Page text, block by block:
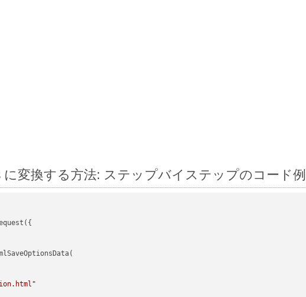
に変換する方法: ステップバイステップのコード例